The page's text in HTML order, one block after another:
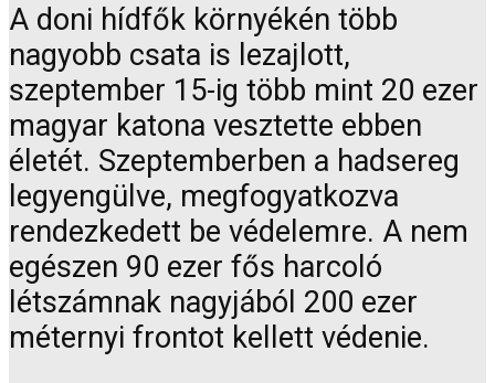
A doni hídfők környékén több
nagyobb csata is lezajlott,
szeptember 15-ig több mint 20 ezer
magyar katona vesztette ebben
életét. Szeptemberben a hadsereg
legyengülve, megfogyatkozva
rendezkedett be védelemre. A nem
egészen 90 ezer fős harcoló
létszámnak nagyjából 200 ezer
méternyi frontot kellett védenie.